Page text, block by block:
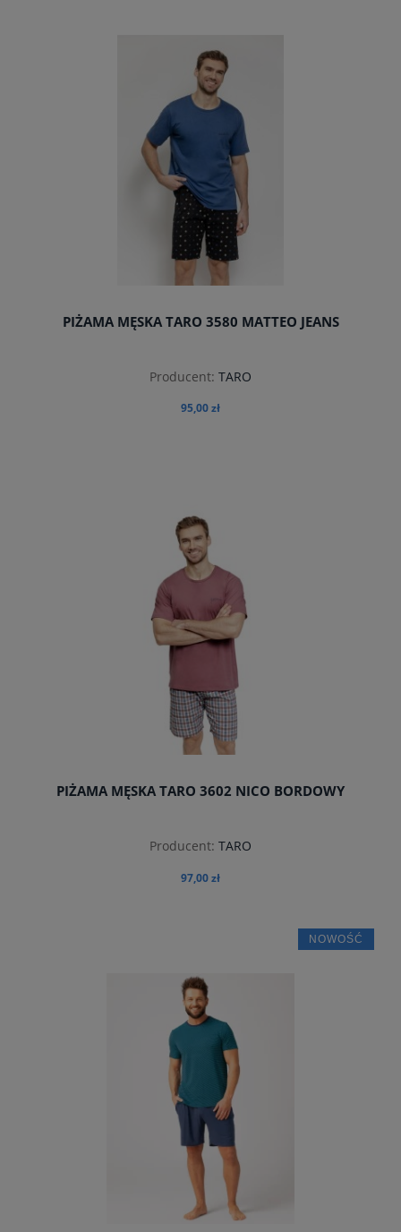
PIŻAMA MĘSKA TARO 3580 MATTEO JEANS
Producent: TARO
95,00 zł
do koszyka
PIŻAMA MĘSKA TARO 3602 NICO BORDOWY
Producent: TARO
97,00 zł
do koszyka
NOWOŚĆ